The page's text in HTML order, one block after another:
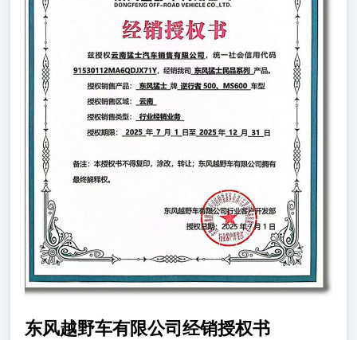
东风越野车有限公司经销授权书